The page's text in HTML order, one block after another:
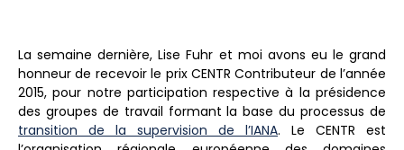
La semaine dernière, Lise Fuhr et moi avons eu le grand
honneur de recevoir le prix CENTR Contributeur de l’année
2015, pour notre participation respective à la présidence
des groupes de travail formant la base du processus de
transition de la supervision de l’IANA. Le CENTR est